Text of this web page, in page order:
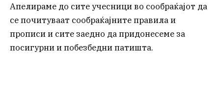
Апелираме до сите учесници во сообраќајот да
се почитуваат сообраќајните правила и
прописи и сите заедно да придонесеме за
посигурни и побезбедни патишта.